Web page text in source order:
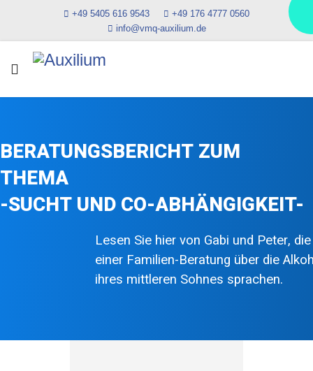
+49 5405 616 9543
+49 176 4777 0560
info@vmq-auxilium.de
BERATUNGSBERICHT ZUM
THEMA
-SUCHT UND CO-ABHÄNGIGKEIT-
Lesen Sie hier von Gabi und Peter,
einer Familien-Beratung über die
ihres mittleren Sohnes sprachen.